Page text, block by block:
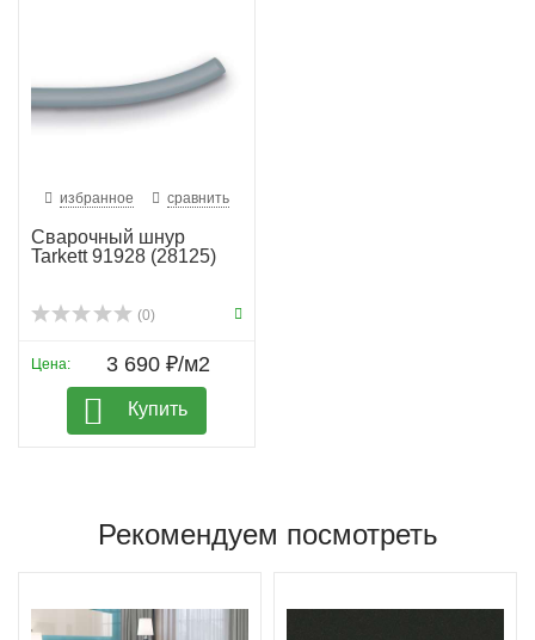
избранное сравнить
Сварочный шнур
Tarkett 91928 (28125)
(0)
Цена: 3 690 ₽/м2
Купить
Рекомендуем посмотреть